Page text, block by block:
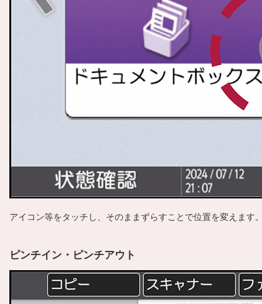
アイコン等をタッチし、そのままずらすことで位置を変えます
ピンチイン・ピンチアウト